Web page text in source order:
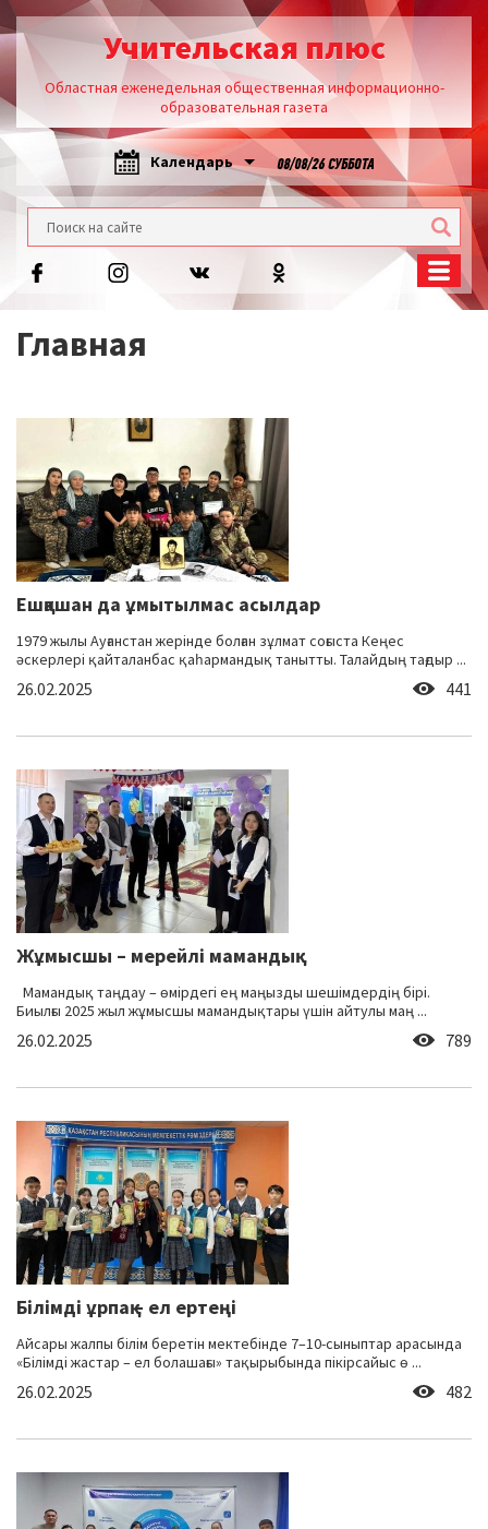
Учительская плюс
Областная еженедельная общественная информационно-
образовательная газета
Календарь 08/08/26 СУББОТА
Главная
Ешқашан да ұмытылмас асылдар
1979 жылы Ауғанстан жерінде болған зұлмат соғыста Кеңес
әскерлері қайталанбас қаһармандық танытты. Талайдың тағдыр ...
26.02.2025 441
Жұмысшы – мерейлі мамандық
Мамандық таңдау – өмірдегі ең маңызды шешімдердің бірі.
Биылғы 2025 жыл жұмысшы мамандықтары үшін айтулы маң ...
26.02.2025 789
Білімді ұрпақ – ел ертеңі
Айсары жалпы білім беретін мектебінде 7–10-сыныптар арасында
«Білімді жастар – ел болашағы» тақырыбында пікірсайыс ө ...
26.02.2025 482